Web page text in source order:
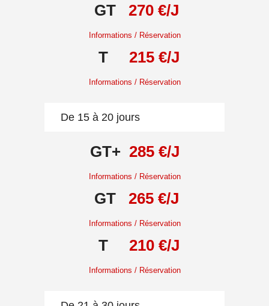
GT 270 €/J
Informations / Réservation
T 215 €/J
Informations / Réservation
De 15 à 20 jours
GT+ 285 €/J
Informations / Réservation
GT 265 €/J
Informations / Réservation
T 210 €/J
Informations / Réservation